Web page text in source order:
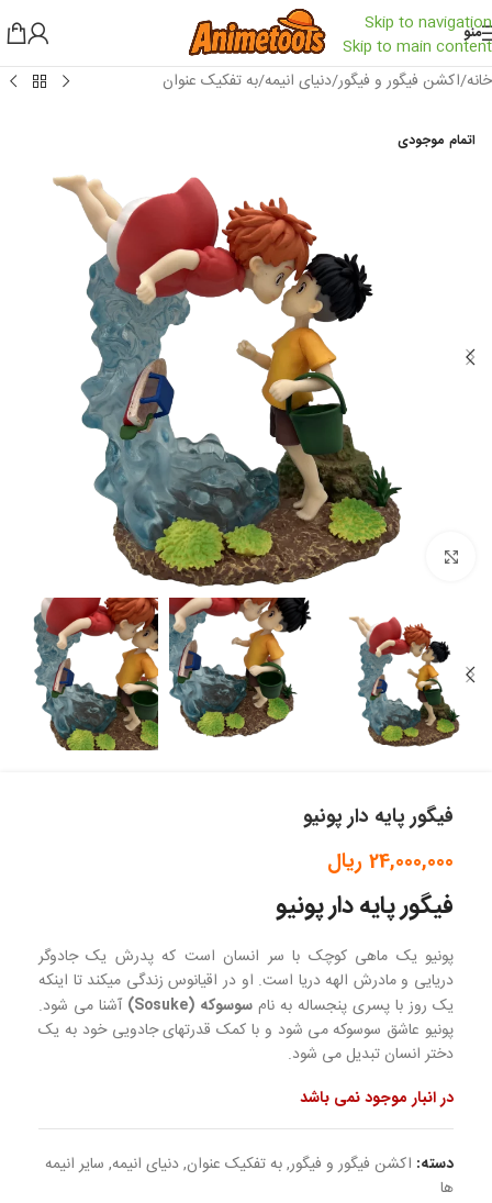
Skip to navigation
Skip to main content
منو
خانه/اکشن فیگور و فیگور/دنیای انیمه/به تفکیک عنوان
اتمام موجودی
بزرگنمایی تصویر
فیگور پایه دار پونیو
24,000,000 ریال
فیگور پایه دار پونیو
پونیو یک ماهی کوچک با سر انسان است که پدرش یک جادوگر
دریایی و مادرش الهه دریا است. او در اقیانوس زندگی میکند تا اینکه
یک روز با پسری پنجساله به نام سوسوکه (Sosuke)
آشنا می شود.
پونیو عاشق سوسوکه می شود و با کمک قدرتهای جادویی خود به یک
دختر انسان تبدیل می شود.
در انبار موجود نمی باشد
دسته: اکشن فیگور و فیگور,به تفکیک عنوان,دنیای انیمه, سایر انیمه
ها